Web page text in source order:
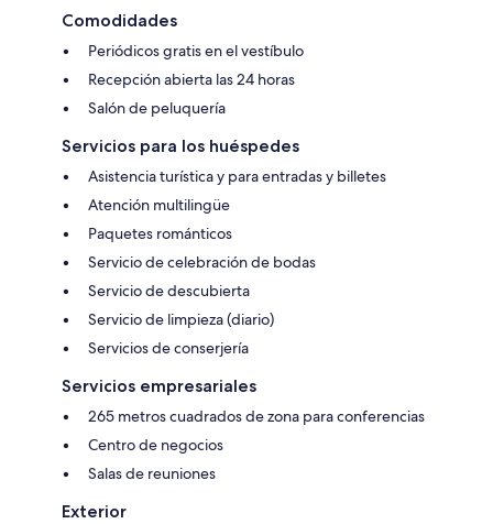
Comodidades
Periódicos gratis en el vestíbulo
Recepción abierta las 24 horas
Salón de peluquería
Servicios para los huéspedes
Asistencia turística y para entradas y billetes
Atención multilingüe
Paquetes románticos
Servicio de celebración de bodas
Servicio de descubierta
Servicio de limpieza (diario)
Servicios de conserjería
Servicios empresariales
265 metros cuadrados de zona para conferencias
Centro de negocios
Salas de reuniones
Exterior